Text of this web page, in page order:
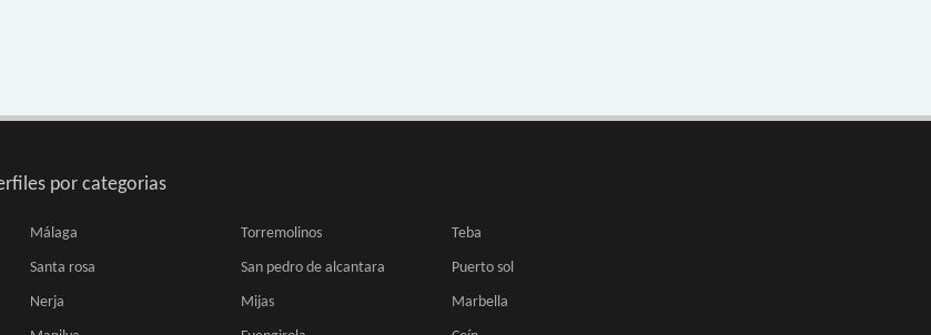
por categorias
Málaga Torremolinos Teba
Santa rosa San pedro de alcantara Puerto sol
Nerja Mijas Marbella